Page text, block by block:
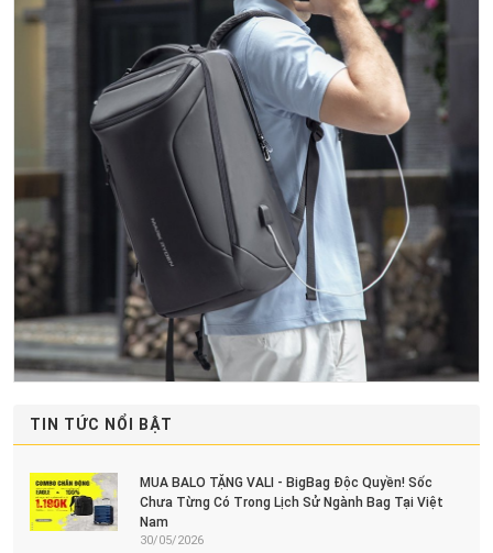
TIN TỨC NỔI BẬT
MUA BALO TẶNG VALI - BigBag Độc Quyền! Sốc
Chưa Từng Có Trong Lịch Sử Ngành Bag Tại Việt
Nam
30/05/2026